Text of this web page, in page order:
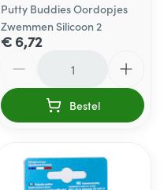
Putty Buddies Oordopjes
Zwemmen Silicoon 2
€ 6,72
Bestel